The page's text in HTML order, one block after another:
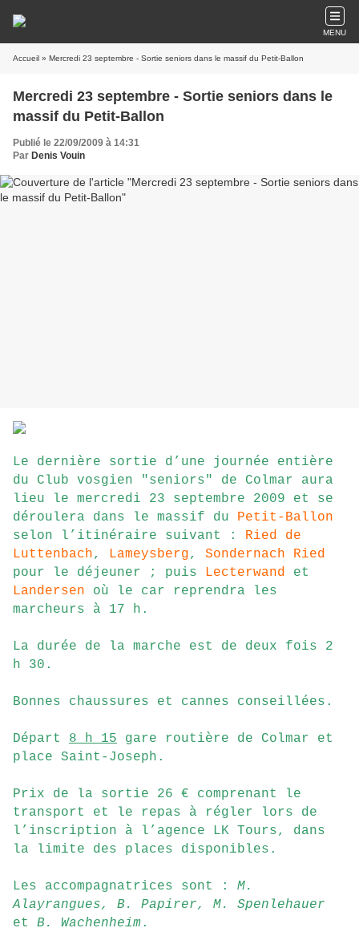
MENU
Accueil » Mercredi 23 septembre - Sortie seniors dans le massif du Petit-Ballon
Mercredi 23 septembre - Sortie seniors dans le
massif du Petit-Ballon
Publié le 22/09/2009 à 14:31
Par Denis Vouin
Le dernière sortie d’une journée entière
du Club vosgien "seniors" de Colmar aura
lieu le mercredi 23 septembre 2009 et se
déroulera dans le massif du Petit-Ballon
selon l’itinéraire suivant : Ried de
Luttenbach, Lameysberg, Sondernach Ried
pour le déjeuner ; puis Lecterwand et
Landersen où le car reprendra les
marcheurs à 17 h.
La durée de la marche est de deux fois 2
h 30.
Bonnes chaussures et cannes conseillées.
Départ 8 h 15 gare routière de Colmar et
place Saint-Joseph.
Prix de la sortie 26 € comprenant le
transport et le repas à régler lors de
l’inscription à l’agence LK Tours, dans
la limite des places disponibles.
Les accompagnatrices sont : M.
Alayrangues, B. Papirer, M. Spenlehauer
et B. Wachenheim.